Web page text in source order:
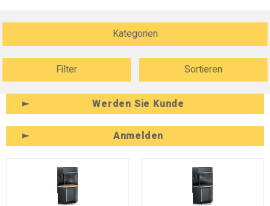
Kategorien
Filter Sortieren
Werden Sie Kunde
Anmelden